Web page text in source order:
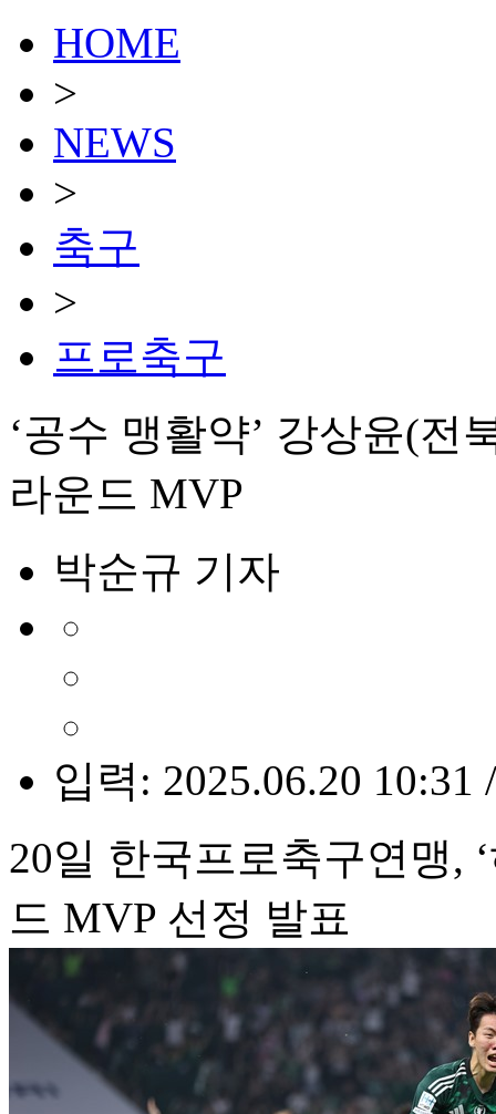
HOME
>
NEWS
>
축구
>
프로축구
‘공수 맹활약’ 강상윤(전
라운드 MVP
박순규 기자
입력: 2025.06.20 10:31
20일 한국프로축구연맹,
드 MVP 선정 발표